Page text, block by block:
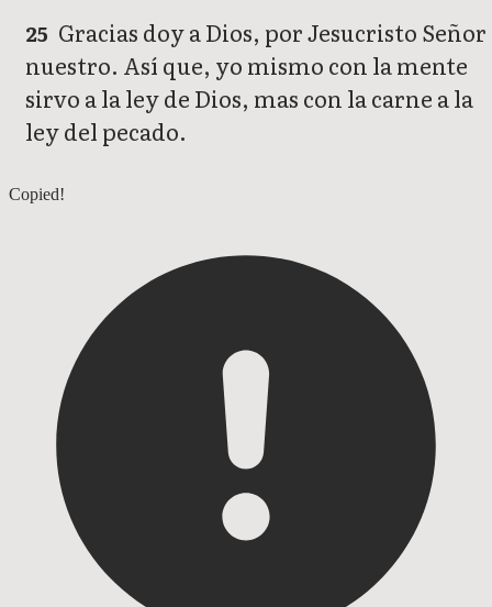
25 Gracias doy a Dios, por Jesucristo Señor
nuestro. Así que, yo mismo con la mente
sirvo a la ley de Dios, mas con la carne a la
ley del pecado.
Romanos 6
Copied!